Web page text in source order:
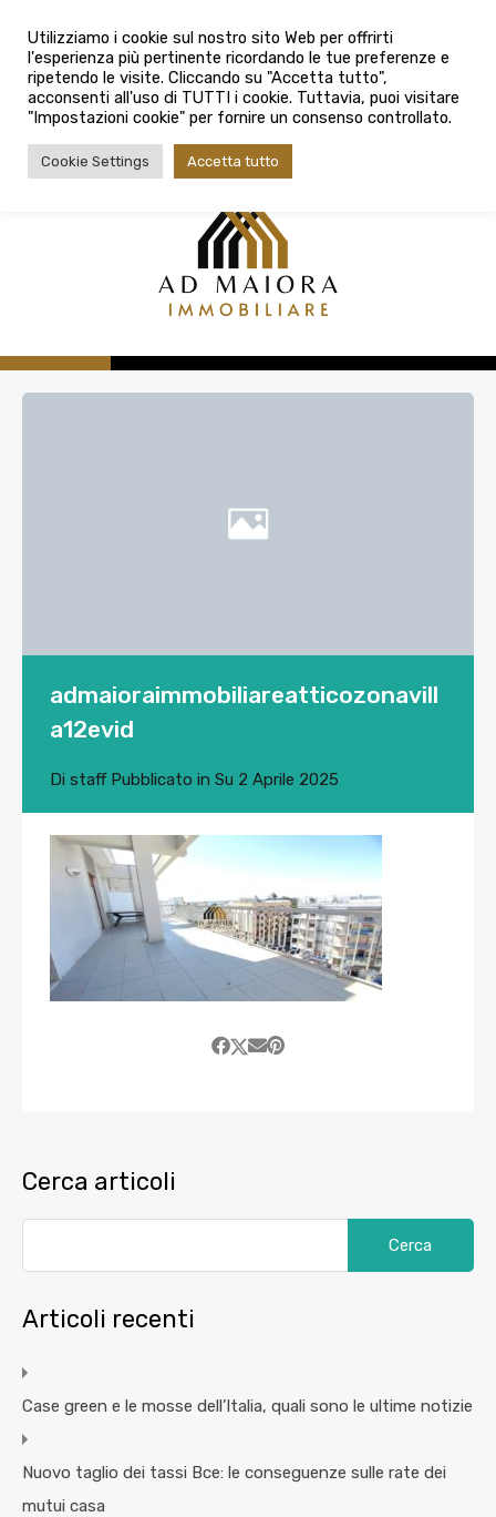
080 3759025
Città
Tipologia contratto
Tipologia contratto
admaioraimmobiliareatticozonavill
a12evid
Di staffPubblicato in Su 2 Aprile 2025
Cerca articoli
Articoli recenti
Case green e le mosse dell’Italia, quali sono le ultime notizie
Nuovo taglio dei tassi Bce: le conseguenze sulle rate dei
mutui casa
Utilizziamo i cookie sul nostro sito Web per offrirti
l'esperienza più pertinente ricordando le tue preferenze e
ripetendo le visite. Cliccando su "Accetta tutto",
acconsenti all'uso di TUTTI i cookie. Tuttavia, puoi visitare
"Impostazioni cookie" per fornire un consenso controllato.
Cookie Settings Accetta tutto